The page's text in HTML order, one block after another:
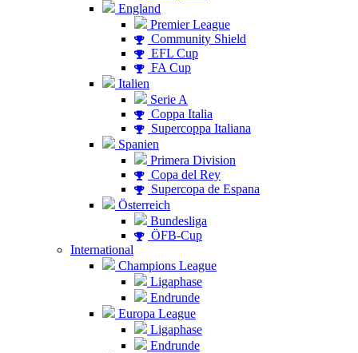
England
Premier League
Community Shield
EFL Cup
FA Cup
Italien
Serie A
Coppa Italia
Supercoppa Italiana
Spanien
Primera Division
Copa del Rey
Supercopa de Espana
Österreich
Bundesliga
ÖFB-Cup
International
Champions League
Ligaphase
Endrunde
Europa League
Ligaphase
Endrunde